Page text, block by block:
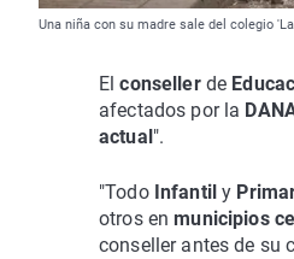
Una niña con su madre sale del colegio
Elconseller de
afectados por la
actual ".
"Todo Infantily
otros enmunicipios
conseller antes de su